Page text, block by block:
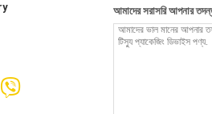
আমাদের সরাসরি আপনার